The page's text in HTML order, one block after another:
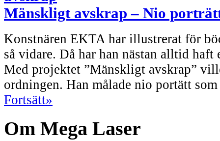
Mänskligt avskrap – Nio
Konstnären EKTA har illustrerat för
så vidare. Då har han nästan alltid
Med projektet ”Mänskligt avskrap”
ordningen. Han målade nio portätt
Fortsätt»
Om Mega Laser